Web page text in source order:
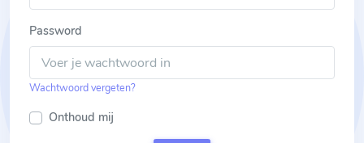
Password
Wachtwoord vergeten?
Onthoud mij